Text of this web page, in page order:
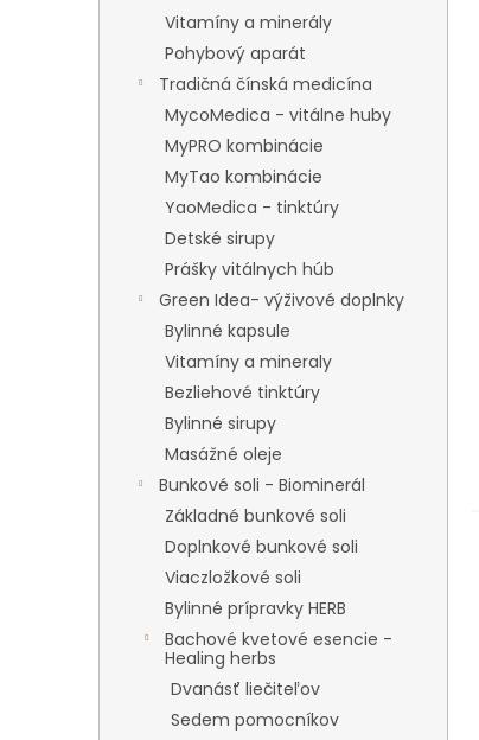
Vitamíny a minerály
Pohybový aparát
Tradičná čínská medicína
MycoMedica - vitálne huby
MyPRO kombinácie
MyTao kombinácie
YaoMedica - tinktúry
Detské sirupy
Prášky vitálnych húb
Green Idea- výživové doplnky
Bylinné kapsule
Vitamíny a mineraly
Bezliehové tinktúry
Bylinné sirupy
Masážné oleje
Bunkové soli - Biominerál
Základné bunkové soli
Doplnkové bunkové soli
Viaczložkové soli
Bylinné prípravky HERB
Bachové kvetové esencie -
Healing herbs
Dvanásť liečiteľov
Sedem pomocníkov